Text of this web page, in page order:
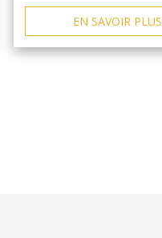
EN SAVOIR PLUS